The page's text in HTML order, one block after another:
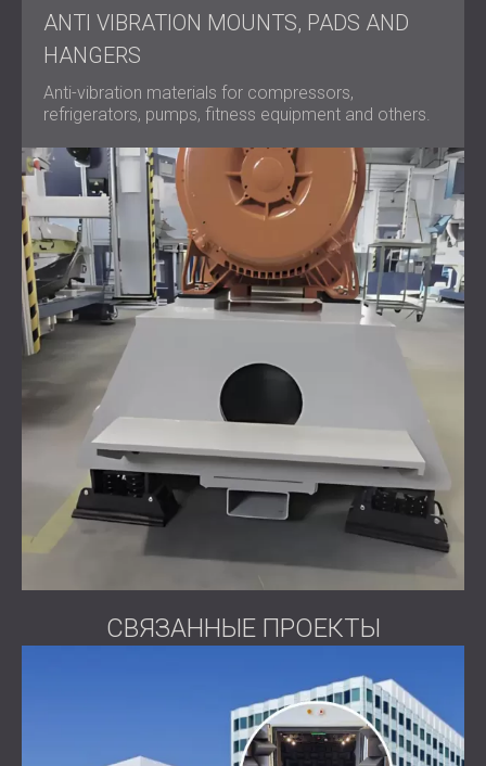
ANTI VIBRATION MOUNTS, PADS AND
HANGERS
Anti-vibration materials for compressors,
refrigerators, pumps, fitness equipment and others.
СВЯЗАННЫЕ ПРОЕКТЫ